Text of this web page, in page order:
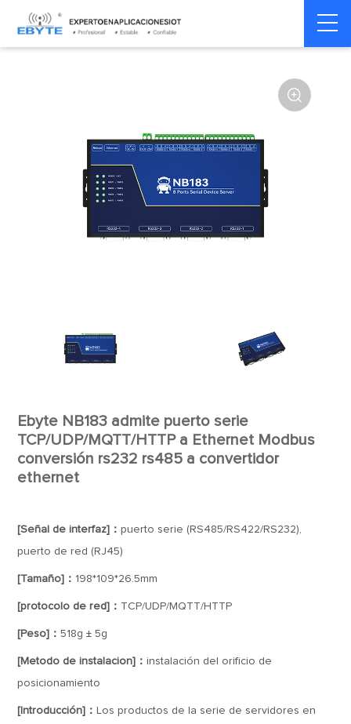
Home > Módem >
serie/Ethernet

Ebyte NB183 admite puerto serie
TCP/UDP/MQTT/HTTP a Ethernet Modbus
conversión rs232 rs485 a convertidor
ethernet
[Señal de interfaz]：puerto serie (RS485/RS422/RS232),
puerto de red (RJ45)
[Tamaño]： 198*109*26.5mm
[protocolo de red]： TCP/UDP/MQTT/HTTP
[Peso]：518g ± 5g
[Metodo de instalacion]：instalación del orificio de
posicionamiento
[Introducción]： Los productos de la serie de servidores en